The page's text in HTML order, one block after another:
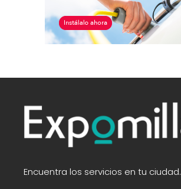
Encuentra los servicios en tu ciudad.